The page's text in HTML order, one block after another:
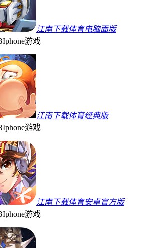
江南下载体育电脑面版
Iphone游戏
江南下载体育经典版
Iphone游戏
江南下载体育安卓官方版
Iphone游戏